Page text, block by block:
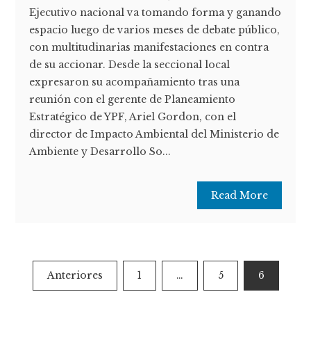
Ejecutivo nacional va tomando forma y ganando
espacio luego de varios meses de debate público,
con multitudinarias manifestaciones en contra
de su accionar. Desde la seccional local
expresaron su acompañamiento tras una
reunión con el gerente de Planeamiento
Estratégico de YPF, Ariel Gordon, con el
director de Impacto Ambiental del Ministerio de
Ambiente y Desarrollo So...
Read More
Paginación
de
Anteriores 1 … 5 6